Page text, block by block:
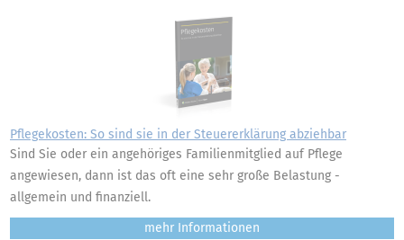
Pflegekosten: So sind sie in der Steuererklärung abziehbar
Sind Sie oder ein angehöriges Familienmitglied auf Pflege
angewiesen, dann ist das oft eine sehr große Belastung -
allgemein und finanziell.
mehr